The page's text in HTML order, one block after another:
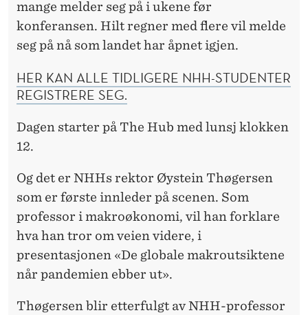
mange melder seg på i ukene før
konferansen. Hilt regner med flere vil melde
seg på nå som landet har åpnet igjen.
HER KAN ALLE TIDLIGERE NHH-STUDENTER
REGISTRERE SEG.
Dagen starter på The Hub med lunsj klokken
12.
Og det er NHHs rektor Øystein Thøgersen
som er første innleder på scenen. Som
professor i makroøkonomi, vil han forklare
hva han tror om veien videre, i
presentasjonen «De globale makroutsiktene
når pandemien ebber ut».
Thøgersen blir etterfulgt av NHH-professor